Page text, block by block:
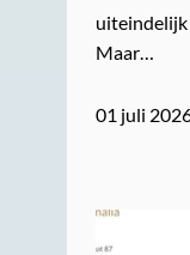
Maar…
01 juli